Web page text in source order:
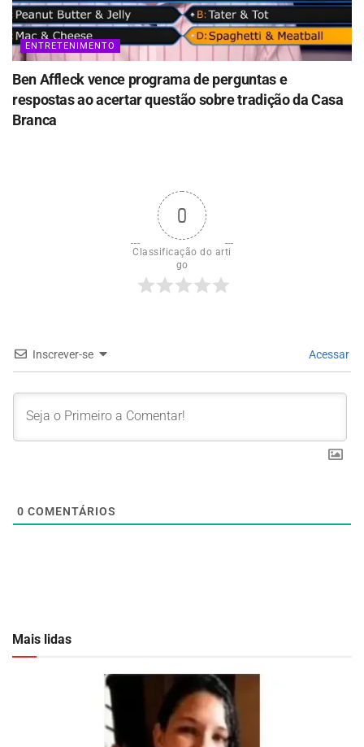
ENTRETENIMENTO
Ben Affleck vence programa de perguntas e
respostas ao acertar questão sobre tradição da Casa
Branca
0
Classificação do arti
go
Inscrever-se Acessar
0 COMENTÁRIOS
Mais lidas